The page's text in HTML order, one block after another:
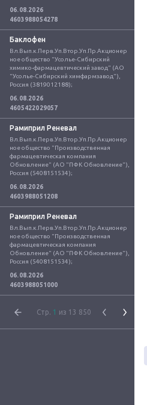
06.08.2026
4603988054278
Баклофен
Вл.Вып.к.Перв.Уп.Втор.Уп.Пр.Акционер
ное общество "Усолье-Сибирский
химико-фармацевтический завод" (АО
"Усолье-Сибирский химфармзавод"),
Россия (3819012188);
06.08.2026
4605422029057
Рамиприл Реневал
Вл.Вып.к.Перв.Уп.Втор.Уп.Пр.Акционер
ное общество "Производственная
фармацевтическая компания
Обновление" (АО "ПФК Обновление"),
Россия (5408151534);
06.08.2026
4603988051208
Рамиприл Реневал
Вл.Вып.к.Перв.Уп.Втор.Уп.Пр.Акционер
ное общество "Производственная
фармацевтическая компания
Обновление" (АО "ПФК Обновление"),
Россия (5408151534);
06.08.2026
4603988051000
Стр. 1 из 13 850